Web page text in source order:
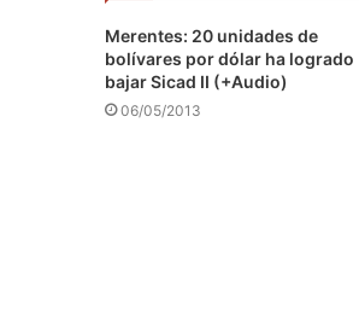
Merentes: 20 unidades de
bolívares por dólar ha logrado
bajar Sicad II (+Audio)
06/05/2013